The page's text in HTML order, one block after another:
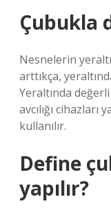
Çubukla
Nesnelerin
arttıkça,
Yeraltında
avcılığı cihazları
kullanılır.
Define
yapılır?